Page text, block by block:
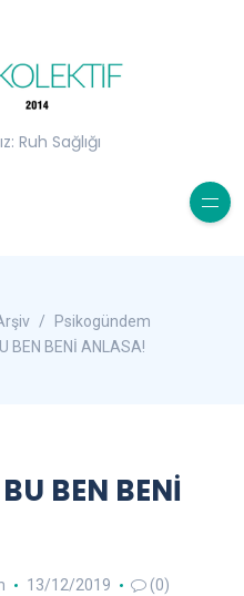
Ruh Sağlığı
Psikogündem
BEN BENİ ANLASA!
BEN BENİ
13/12/2019 (0)